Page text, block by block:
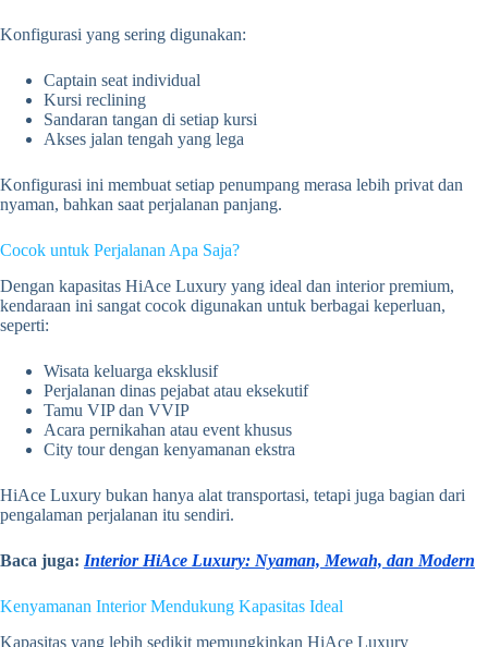
Konfigurasi yang sering digunakan:
Captain seat individual
Kursi reclining
Sandaran tangan di setiap kursi
Akses jalan tengah yang lega
Konfigurasi ini membuat setiap penumpang merasa lebih privat dan
nyaman, bahkan saat perjalanan panjang.
Cocok untuk Perjalanan Apa Saja?
Dengan kapasitas HiAce Luxury yang ideal dan interior premium,
kendaraan ini sangat cocok digunakan untuk berbagai keperluan,
seperti:
Wisata keluarga eksklusif
Perjalanan dinas pejabat atau eksekutif
Tamu VIP dan VVIP
Acara pernikahan atau event khusus
City tour dengan kenyamanan ekstra
HiAce Luxury bukan hanya alat transportasi, tetapi juga bagian dari
pengalaman perjalanan itu sendiri.
Baca juga: Interior HiAce Luxury: Nyaman, Mewah, dan Modern
Kenyamanan Interior Mendukung Kapasitas Ideal
Kapasitas yang lebih sedikit memungkinkan HiAce Luxury